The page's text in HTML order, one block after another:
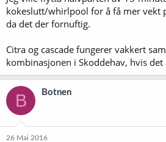
kokeslutt/whirlpool for å få mer vekt
da det der fornuftig.
Citra og cascade fungerer vakkert
kombinasjonen i Skoddehav, hvis
B Botnen
26 Mai 2016